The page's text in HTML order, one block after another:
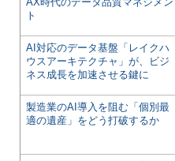
ト
AI対応のデータ基盤「レイクハ
ウスアーキテクチャ」が、ビジ
ネス成長を加速させる鍵に
製造業のAI導入を阻む「個別最
適の遺産」をどう打破するか